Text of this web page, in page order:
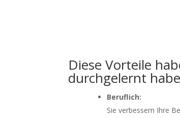
Diese Vorteile
durchgelernt
Beruflich:
Sie verbessern Ihre